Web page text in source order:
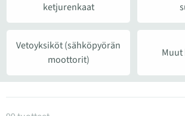
ketjurenkaat
Vetoyksiköt (sähköpyörän
moottorit)